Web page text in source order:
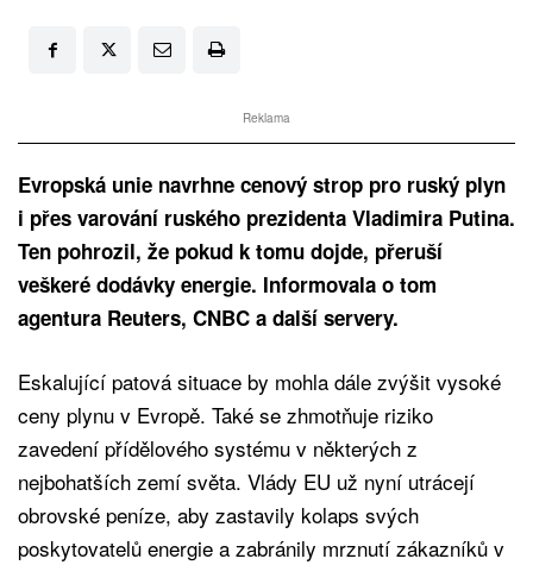
Reklama
Evropská unie navrhne cenový strop pro ruský plyn
i přes varování ruského prezidenta Vladimira Putina.
Ten pohrozil, že pokud k tomu dojde, přeruší
veškeré dodávky energie. Informovala o tom
agentura Reuters, CNBC a další servery.
Eskalující patová situace by mohla dále zvýšit vysoké
ceny plynu v Evropě. Také se zhmotňuje riziko
zavedení přídělového systému v některých z
nejbohatších zemí světa. Vlády EU už nyní utrácejí
obrovské peníze, aby zastavily kolaps svých
poskytovatelů energie a zabránily mrznutí zákazníků v